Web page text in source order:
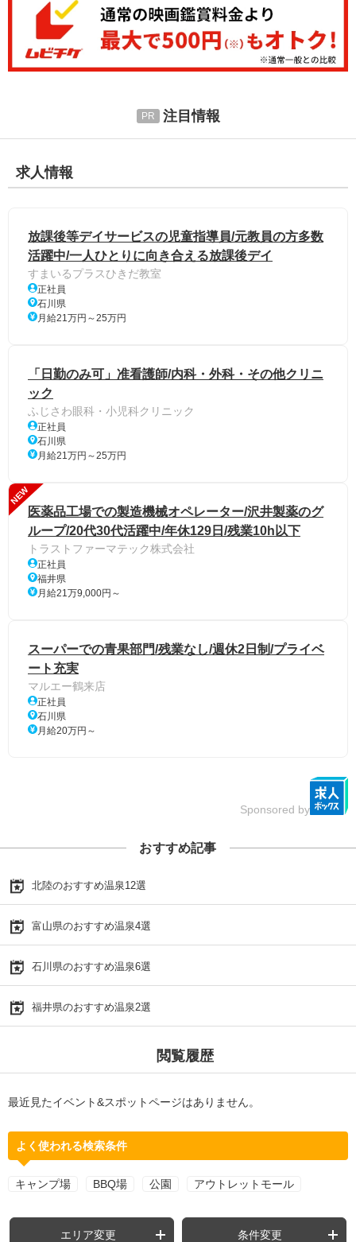
注目情報
求人情報
放課後等デイサービスの児童指導員/元教員の方多数
活躍中/一人ひとりに向き合える放課後デイ
すまいるプラスひきだ教室
正社員
石川県
月給21万円～25万円
「日勤のみ可」准看護師/内科・外科・その他クリニ
ック
ふじさわ眼科・小児科クリニック
正社員
石川県
月給21万円～25万円
NEW
医薬品工場での製造機械オペレーター/沢井製薬のグ
ループ/20代30代活躍中/年休129日/残業10h以下
トラストファーマテック株式会社
正社員
福井県
月給21万9,000円～
スーパーでの青果部門/残業なし/週休2日制/プライベ
ート充実
マルエー鶴来店
正社員
石川県
月給20万円～
Sponsored by
おすすめ記事
北陸のおすすめ温泉12選
富山県のおすすめ温泉4選
石川県のおすすめ温泉6選
福井県のおすすめ温泉2選
閲覧履歴
最近見たイベント&スポットページはありません。
よく使われる検索条件
キャンプ場 BBQ場 公園 アウトレットモール
エリア変更 条件変更